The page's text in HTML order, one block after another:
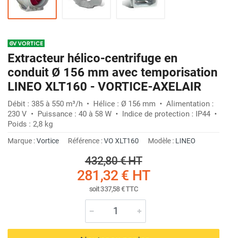
Extracteur hélico-centrifuge en
conduit Ø 156 mm avec temporisation
LINEO XLT160 - VORTICE-AXELAIR
Débit : 385 à 550 m³/h • Hélice : Ø 156 mm • Alimentation :
230 V • Puissance : 40 à 58 W • Indice de protection : IP44 •
Poids : 2,8 kg
Marque :Vortice Référence :VO XLT160 Modèle : LINEO
432,80 €HT
281,32 € HT
soit337,58 €TTC